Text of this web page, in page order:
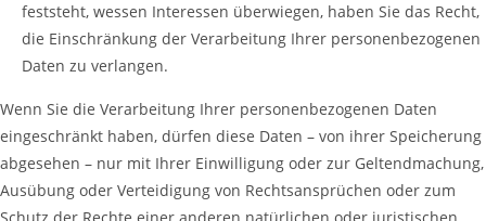
feststeht, wessen Interessen überwiegen, haben Sie das Recht,
die Einschränkung der Verarbeitung Ihrer personenbezogenen
Daten zu verlangen.
Wenn Sie die Verarbeitung Ihrer personenbezogenen Daten
eingeschränkt haben, dürfen diese Daten – von ihrer Speicherung
abgesehen – nur mit Ihrer Einwilligung oder zur Geltendmachung,
Ausübung oder Verteidigung von Rechtsansprüchen oder zum